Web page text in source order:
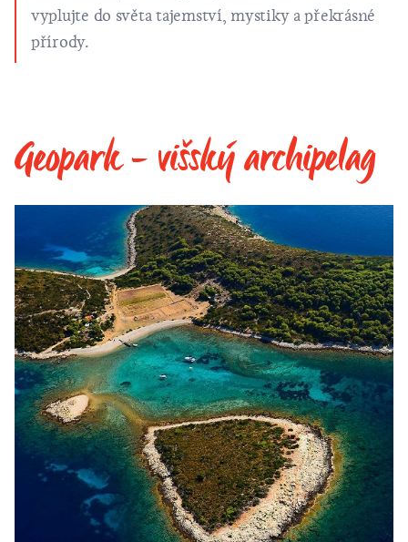
vyplujte do světa tajemství, mystiky a překrásné
přírody.
Geopark - višský archipelag